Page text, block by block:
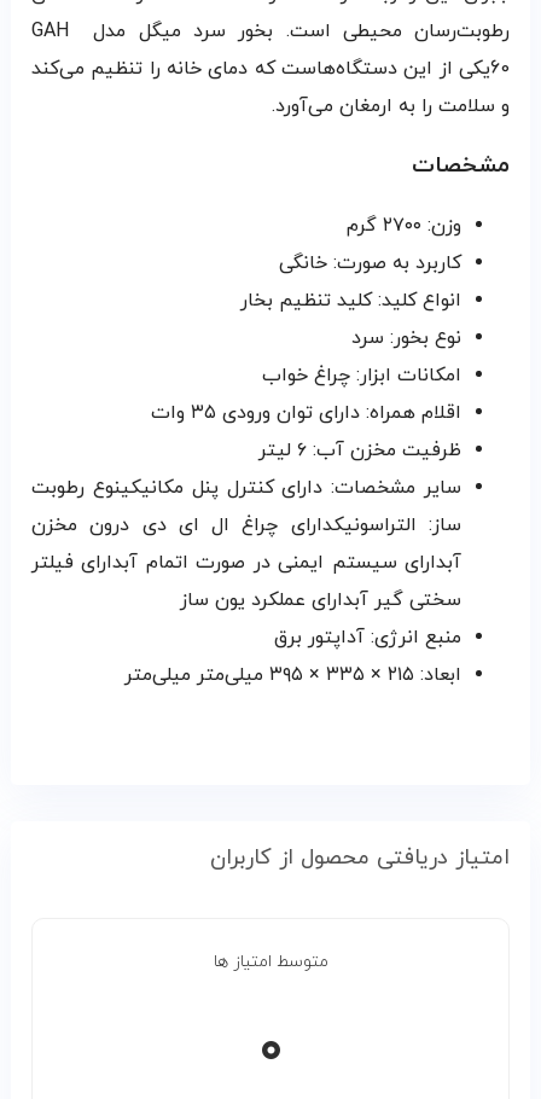
رطوبت‌رسان محیطی‌ است. بخور سرد میگل مدل GAH
60یکی از این دستگاه‌هاست که دمای خانه را تنظیم می‌کند
و سلامت را به ارمغان می‌آورد.
مشخصات
وزن: ۲۷۰۰ گرم
کاربرد به صورت: خانگی
انواع کلید: کلید تنظیم بخار
نوع بخور: سرد
امکانات ابزار: چراغ خواب
اقلام همراه: دارای توان ورودی ۳۵ وات
ظرفیت مخزن آب: ۶ لیتر
سایر مشخصات: دارای کنترل پنل مکانیکینوع رطوبت
ساز: التراسونیکدارای چراغ ال ای دی درون مخزن
آبدارای سیستم ایمنی در صورت اتمام آبدارای فیلتر
سختی گیر آبدارای عملکرد یون ساز
منبع انرژی: آداپتور برق
ابعاد: ۲۱۵ × ۳۳۵ × ۳۹۵ میلی‌متر میلی‌متر
امتیاز دریافتی محصول از کاربران
متوسط امتیاز ها
۰